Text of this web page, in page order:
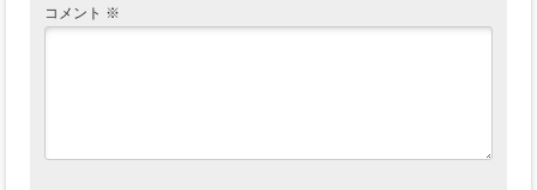
コメント ※